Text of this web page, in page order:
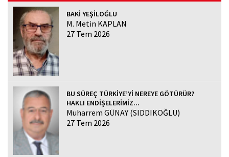
BAKİ YEŞİLOĞLU
M. Metin KAPLAN
27 Tem 2026
BU SÜREÇ TÜRKİYE’Yİ NEREYE GÖTÜRÜR?
HAKLI ENDİŞELERİMİZ...
Muharrem GÜNAY (SIDDIKOĞLU)
27 Tem 2026